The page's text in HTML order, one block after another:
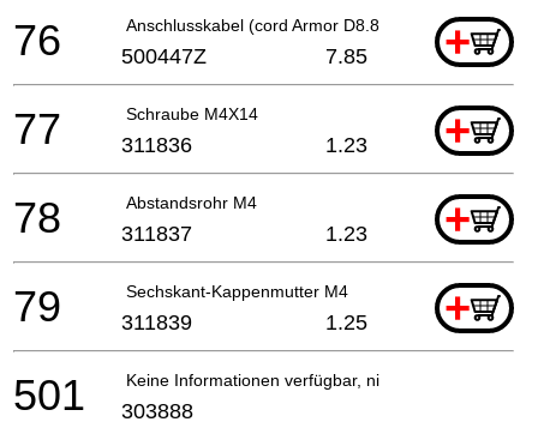
Anschlusskabel (cord Armor D8.8) For Pan+
76 500447Z 7.85
Schraube M4X14 +
77 311836 1.23
Abstandsrohr M4 +
78 311837 1.23
Sechskant-Kappenmutter M4 +
79 311839 1.25
Keine Informationen verfügbar, nicht bestellbar
501 303888